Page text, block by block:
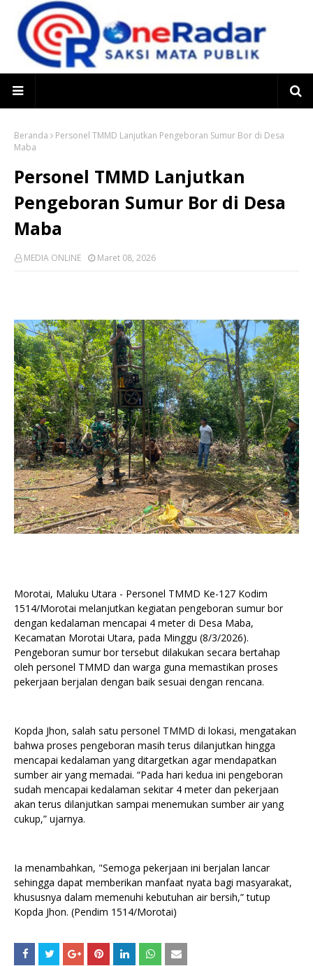
Beranda
Personel TMMD Lanjutkan Pengeboran Sumur Bor di Desa
Maba
Personel TMMD Lanjutkan
Pengeboran Sumur Bor di Desa
Maba
MEDIA ONLINE Maret 08, 2026
Morotai, Maluku Utara - Personel TMMD Ke-127 Kodim
1514/Morotai melanjutkan kegiatan pengeboran sumur bor
dengan kedalaman mencapai 4 meter di Desa Maba,
Kecamatan Morotai Utara, pada Minggu (8/3/2026).
Pengeboran sumur bor tersebut dilakukan secara bertahap
oleh personel TMMD dan warga guna memastikan proses
pekerjaan berjalan dengan baik sesuai dengan rencana.
Kopda Jhon, salah satu personel TMMD di lokasi, mengatakan
bahwa proses pengeboran masih terus dilanjutkan hingga
mencapai kedalaman yang ditargetkan agar mendapatkan
sumber air yang memadai. “Pada hari kedua ini pengeboran
sudah mencapai kedalaman sekitar 4 meter dan pekerjaan
akan terus dilanjutkan sampai menemukan sumber air yang
cukup,” ujarnya.
Ia menambahkan, "Semoga pekerjaan ini berjalan lancar
sehingga dapat memberikan manfaat nyata bagi masyarakat,
khususnya dalam memenuhi kebutuhan air bersih,” tutup
Kopda Jhon. (Pendim 1514/Morotai)